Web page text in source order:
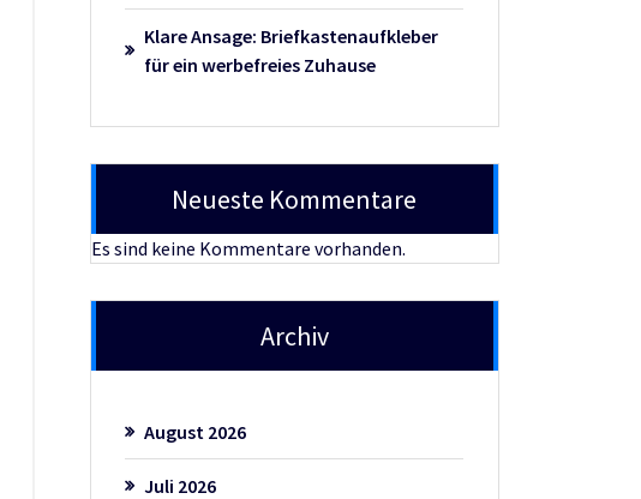
Klare Ansage: Briefkastenaufkleber
für ein werbefreies Zuhause
Neueste Kommentare
Es sind keine Kommentare vorhanden.
Archiv
August 2026
Juli 2026